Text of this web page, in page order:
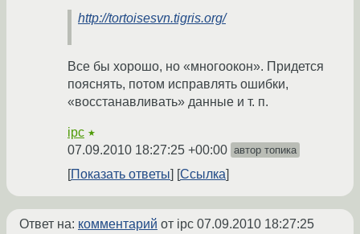
http://tortoisesvn.tigris.org/
Все бы хорошо, но «многоокон». Придется
пояснять, потом исправлять ошибки,
«восстанавливать» данные и т. п.
ipc ★
07.09.2010 18:27:25 +00:00 автор топика
Показать ответы Ссылка
Ответ на: комментарий от ipc 07.09.2010 18:27:25